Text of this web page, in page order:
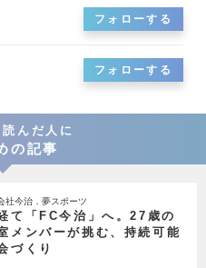
フォローする
フォローする
んだ人に
の記事
社今治．夢スポーツ
て「FC今治」へ。27歳の
メンバーが挑む、持続可能
づくり